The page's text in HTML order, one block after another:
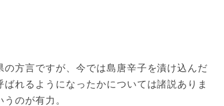
方言ですが、今では島唐辛子を漬け込んだ
れるようになったかについては諸説ありま
のが有力。